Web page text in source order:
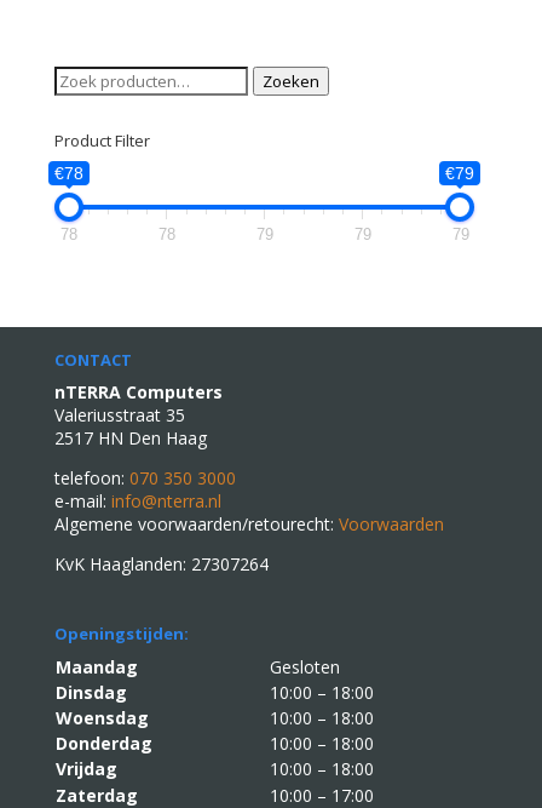
Zoeken
naar:
Zoeken
Product Filter
€78 €79
78 78 79 79 79
CONTACT
nTERRA Computers
Valeriusstraat 35
2517 HN Den Haag
telefoon: 070 350 3000
e-mail: info@nterra.nl
Algemene voorwaarden/retourecht: Voorwaarden
KvK Haaglanden: 27307264
Openingstijden:
Maandag
Gesloten
Dinsdag
10:00 – 18:00
Woensdag
10:00 – 18:00
Donderdag
10:00 – 18:00
Vrijdag
10:00 – 18:00
Zaterdag
10:00 – 17:00